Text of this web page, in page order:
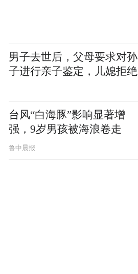
男子去世后，父母要求对孙
子进行亲子鉴定，儿媳拒绝
台风“白海豚”影响显著增
强，9岁男孩被海浪卷走
鲁中晨报